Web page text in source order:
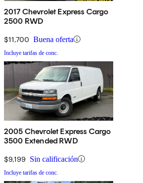
2017 Chevrolet Express Cargo
2500 RWD
$11,700 Buena oferta
Incluye tarifas de conc.
2005 Chevrolet Express Cargo
3500 Extended RWD
$9,199 Sin calificación
Incluye tarifas de conc.